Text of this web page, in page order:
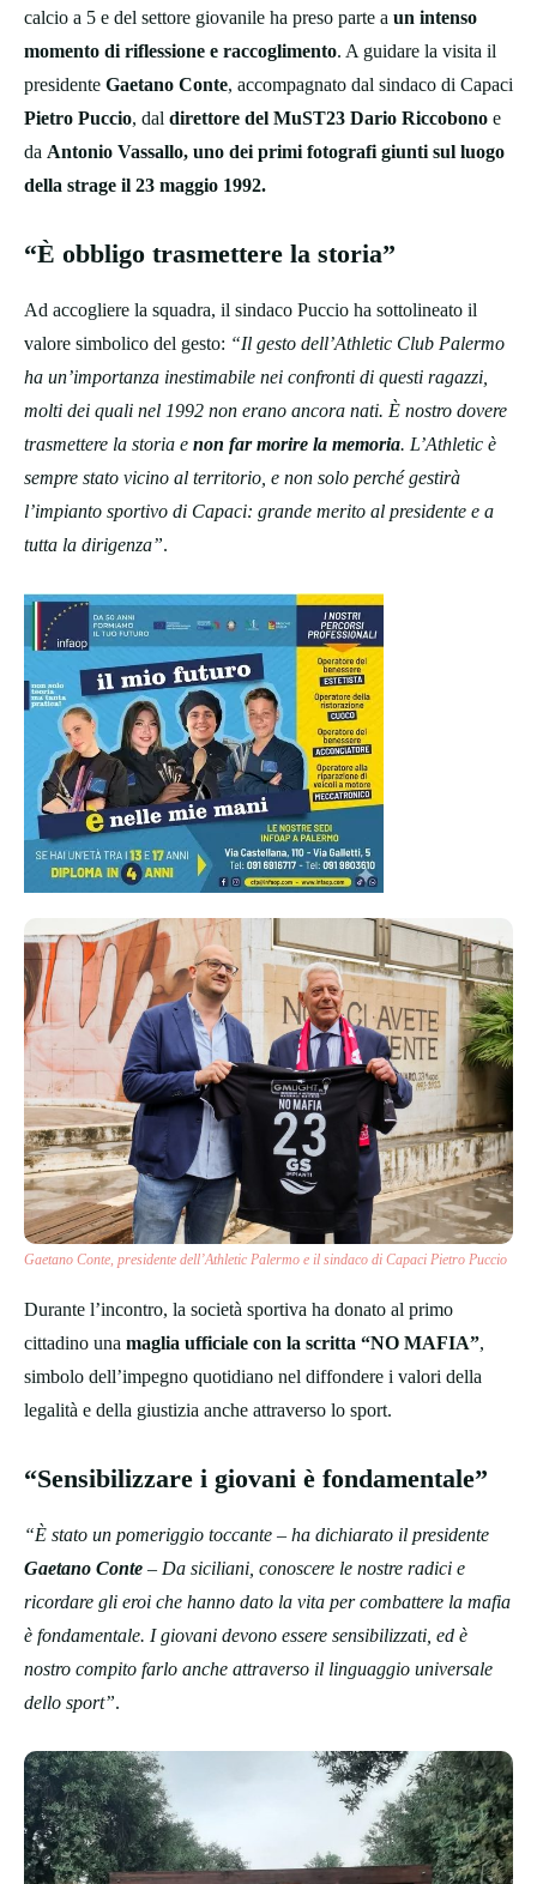
calcio a 5 e del settore giovanile ha preso parte a un intenso
momento di riflessione e raccoglimento. A guidare la visita il
presidente Gaetano Conte, accompagnato dal sindaco di Capaci
Pietro Puccio, dal direttore del MuST23 Dario Riccobono e
da Antonio Vassallo, uno dei primi fotografi giunti sul luogo
della strage il 23 maggio 1992.
“È obbligo trasmettere la storia”
Ad accogliere la squadra, il sindaco Puccio ha sottolineato il
valore simbolico del gesto: “Il gesto dell’Athletic Club Palermo
ha un’importanza inestimabile nei confronti di questi ragazzi,
molti dei quali nel 1992 non erano ancora nati. È nostro dovere
trasmettere la storia e non far morire la memoria. L’Athletic è
sempre stato vicino al territorio, e non solo perché gestirà
l’impianto sportivo di Capaci: grande merito al presidente e a
tutta la dirigenza”.
Gaetano Conte, presidente dell’Athletic Palermo e il sindaco di Capaci Pietro Puccio
Durante l’incontro, la società sportiva ha donato al primo
cittadino una maglia ufficiale con la scritta “NO MAFIA”,
simbolo dell’impegno quotidiano nel diffondere i valori della
legalità e della giustizia anche attraverso lo sport.
“Sensibilizzare i giovani è fondamentale”
“È stato un pomeriggio toccante – ha dichiarato il presidente
Gaetano Conte – Da siciliani, conoscere le nostre radici e
ricordare gli eroi che hanno dato la vita per combattere la mafia
è fondamentale. I giovani devono essere sensibilizzati, ed è
nostro compito farlo anche attraverso il linguaggio universale
dello sport”.